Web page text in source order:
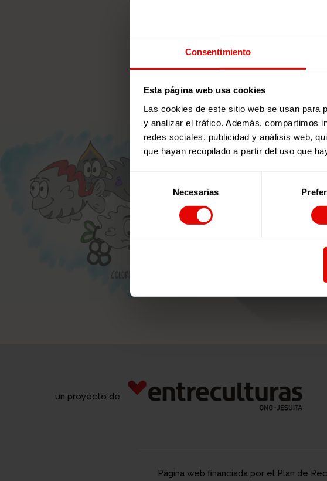
Consentimiento
Esta página web usa cookies
Las cookies de este sitio web se usan para
y analizar el tráfico. Además, compartimos
redes sociales, publicidad y análisis web,
que hayan recopilado a partir del uso que
consentimiento
Necesarias
un proyecto de:
Página web financiada por el Plan de